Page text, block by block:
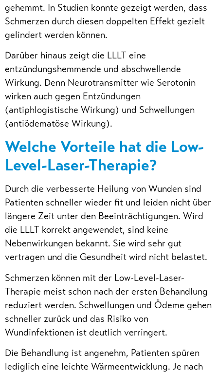
gehemmt. In Studien konnte gezeigt werden, dass
Schmerzen durch diesen doppelten Effekt gezielt
gelindert werden können.
Darüber hinaus zeigt die LLLT eine
entzündungshemmende und abschwellende
Wirkung. Denn Neurotransmitter wie Serotonin
wirken auch gegen Entzündungen
(antiphlogistische Wirkung) und Schwellungen
(antiödematöse Wirkung).
Welche Vorteile hat die Low-
Level-Laser-Therapie?
Durch die verbesserte Heilung von Wunden sind
Patienten schneller wieder fit und leiden nicht über
längere Zeit unter den Beeinträchtigungen. Wird
die LLLT korrekt angewendet, sind keine
Nebenwirkungen bekannt. Sie wird sehr gut
vertragen und die Gesundheit wird nicht belastet.
Schmerzen können mit der Low-Level-Laser-
Therapie meist schon nach der ersten Behandlung
reduziert werden. Schwellungen und Ödeme gehen
schneller zurück und das Risiko von
Wundinfektionen ist deutlich verringert.
Die Behandlung ist angenehm, Patienten spüren
lediglich eine leichte Wärmeentwicklung. Je nach